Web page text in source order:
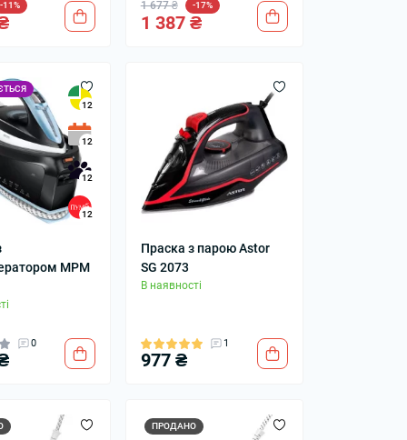
ліхтарик: як
на що звернути
01 листопада 2025
-11% 1 677 ₴ -17%
1 387 ₴
12
12
12
12
MPM
0
Праска з парою Astor
SG 2073
В наявності
1
977 ₴
ПРОДАНО